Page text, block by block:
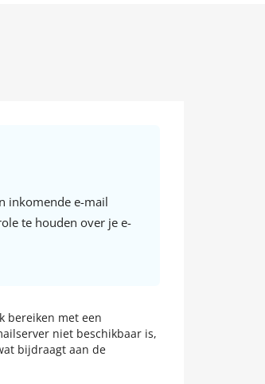
inkomende e-mail
te houden over je e-
bereiken met een
niet beschikbaar is,
bijdraagt aan de